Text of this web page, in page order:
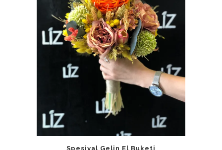
Spesiyal Gelin El Buketi